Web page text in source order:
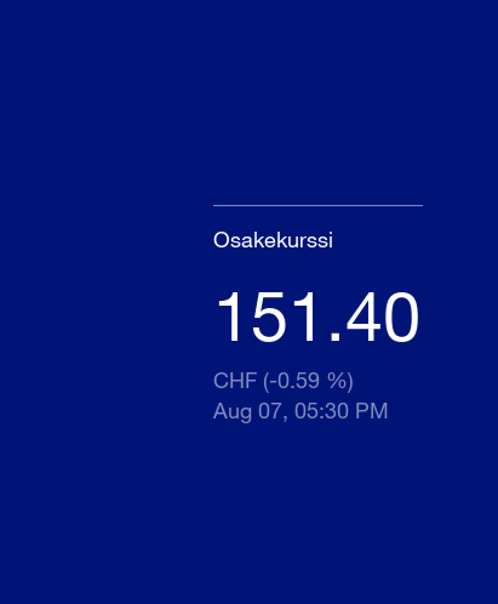
Osakekurssi
151.40
CHF (-0.59 %)
Aug 07, 05:30 PM